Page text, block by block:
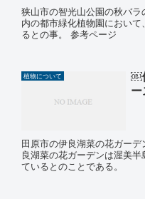
狭山市の智光山公園の秋バ
内の都市緑化植物園におい
るとの事。 参考ページ
植物について
￼
田原市の伊良湖菜の花ガー
良湖菜の花ガーデンは渥美
ているとのことである。